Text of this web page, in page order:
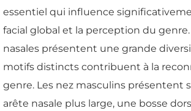
essentiel qui influence
facial global et la perception du
nasales présentent une grande
motifs distincts contribuent à la
genre. Les nez masculins présentent
arête nasale plus large, une bosse